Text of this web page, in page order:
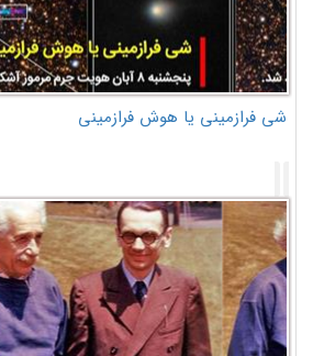
شی فرازمینی یا هوش فرازمینی